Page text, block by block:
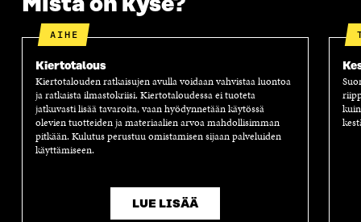
K
N
A
S
S
A
U
S
K
U
A
S
S
A
AIHE
Kiertotalous
Kiertotalouden ratkaisujen avulla voidaan vahvistaa luontoa
ja ratkaista ilmastokriisi. Kiertotaloudessa ei tuoteta
jatkuvasti lisää tavaroita, vaan hyödynnetään käytössä
olevien tuotteiden ja materiaalien arvoa mahdollisimman
pitkään. Kulutus perustuu omistamisen sijaan palveluiden
käyttämiseen.
LUE LISÄÄ